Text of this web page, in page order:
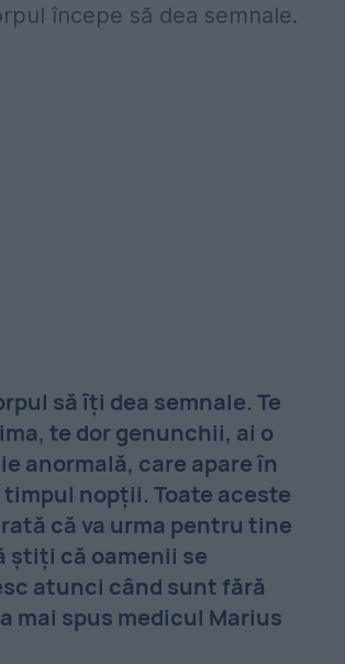
începe să dea semnale.
să îți dea semnale. Te
te dor genunchii, ai o
anormală, care apare în
timpul nopții. Toate aceste
că va urma pentru tine
știți că oamenii se
atunci când sunt fără
mai spus medicul Marius